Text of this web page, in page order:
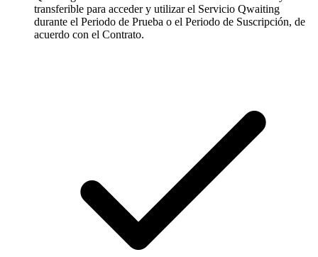
transferible para acceder y utilizar el Servicio Qwaiting
durante el Periodo de Prueba o el Periodo de Suscripción, de
acuerdo con el Contrato.